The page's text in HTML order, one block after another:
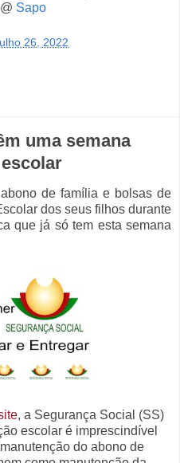
Sapo
26, 2022
uma semana
de família e bolsas de
dos seus filhos durante
que já só tem esta semana
, a Segurança Social (SS)
escolar é imprescindível
do abono de